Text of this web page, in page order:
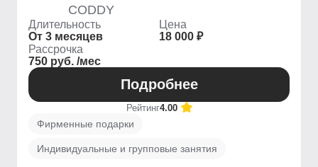
CODDY
Длительность
От 3 месяцев
Цена
18 000 ₽
Рассрочка
750 руб. /мес
Подробнее
Рейтинг4.00
Фирменные подарки
Индивидуальные и групповые занятия